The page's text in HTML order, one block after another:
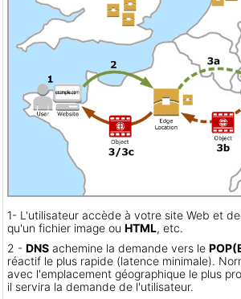
1- L'utilisateur accède à votre site Web et
qu'un fichier image ou HTML, etc.
2 - DNS achemine la demande vers le POP
réactif le plus rapide (latence minimale).
avec l'emplacement géographique le plus
il servira la demande de l'utilisateur.